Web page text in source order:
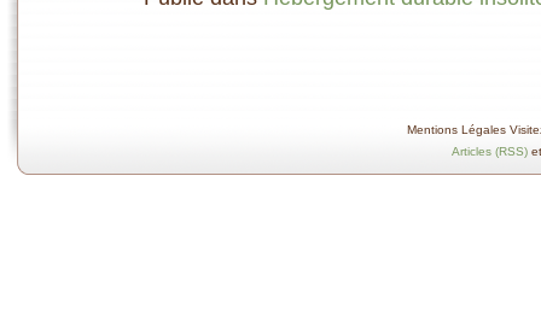
Mentions Légales
Articles (RSS)